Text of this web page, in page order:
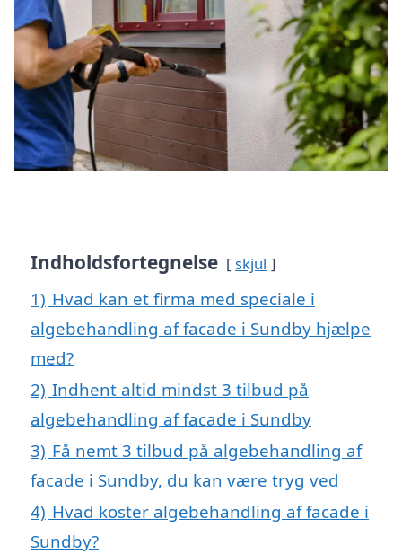
Indholdsfortegnelse skjul
1) Hvad kan et firma med speciale i
algebehandling af facade i Sundby hjælpe
med?
2) Indhent altid mindst 3 tilbud på
algebehandling af facade i Sundby
3) Få nemt 3 tilbud på algebehandling af
facade i Sundby, du kan være tryg ved
4) Hvad koster algebehandling af facade i
Sundby?